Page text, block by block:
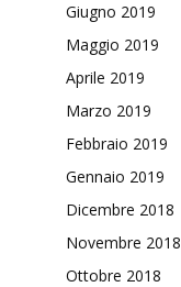
Giugno 2019
Maggio 2019
Aprile 2019
Marzo 2019
Febbraio 2019
Gennaio 2019
Dicembre 2018
Novembre 2018
Ottobre 2018